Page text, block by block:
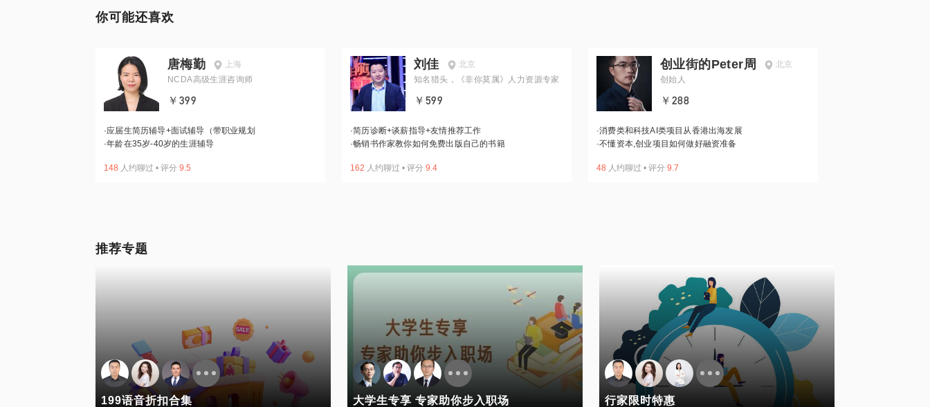
你可能还喜欢
唐梅勤
上海
NCDA高级生涯咨询师
￥399
·应届生简历辅导+面试辅导（带职业规划
·年龄在35岁-40岁的生涯辅导
148 人约聊过 • 评分 9.5
刘佳
北京
知名猎头，《非你莫属》人力资源专家
￥599
·简历诊断+谈薪指导+友情推荐工作
·畅销书作家教你如何免费出版自己的书籍
162 人约聊过 • 评分 9.4
创业街的Peter周
北京
创始人
￥288
·消费类和科技AI类项目从香港出海发展
·不懂资本,创业项目如何做好融资准备
48 人约聊过 • 评分 9.7
推荐专题
199语音折扣合集 大学生专享 专家助你步入职场 行家限时特惠